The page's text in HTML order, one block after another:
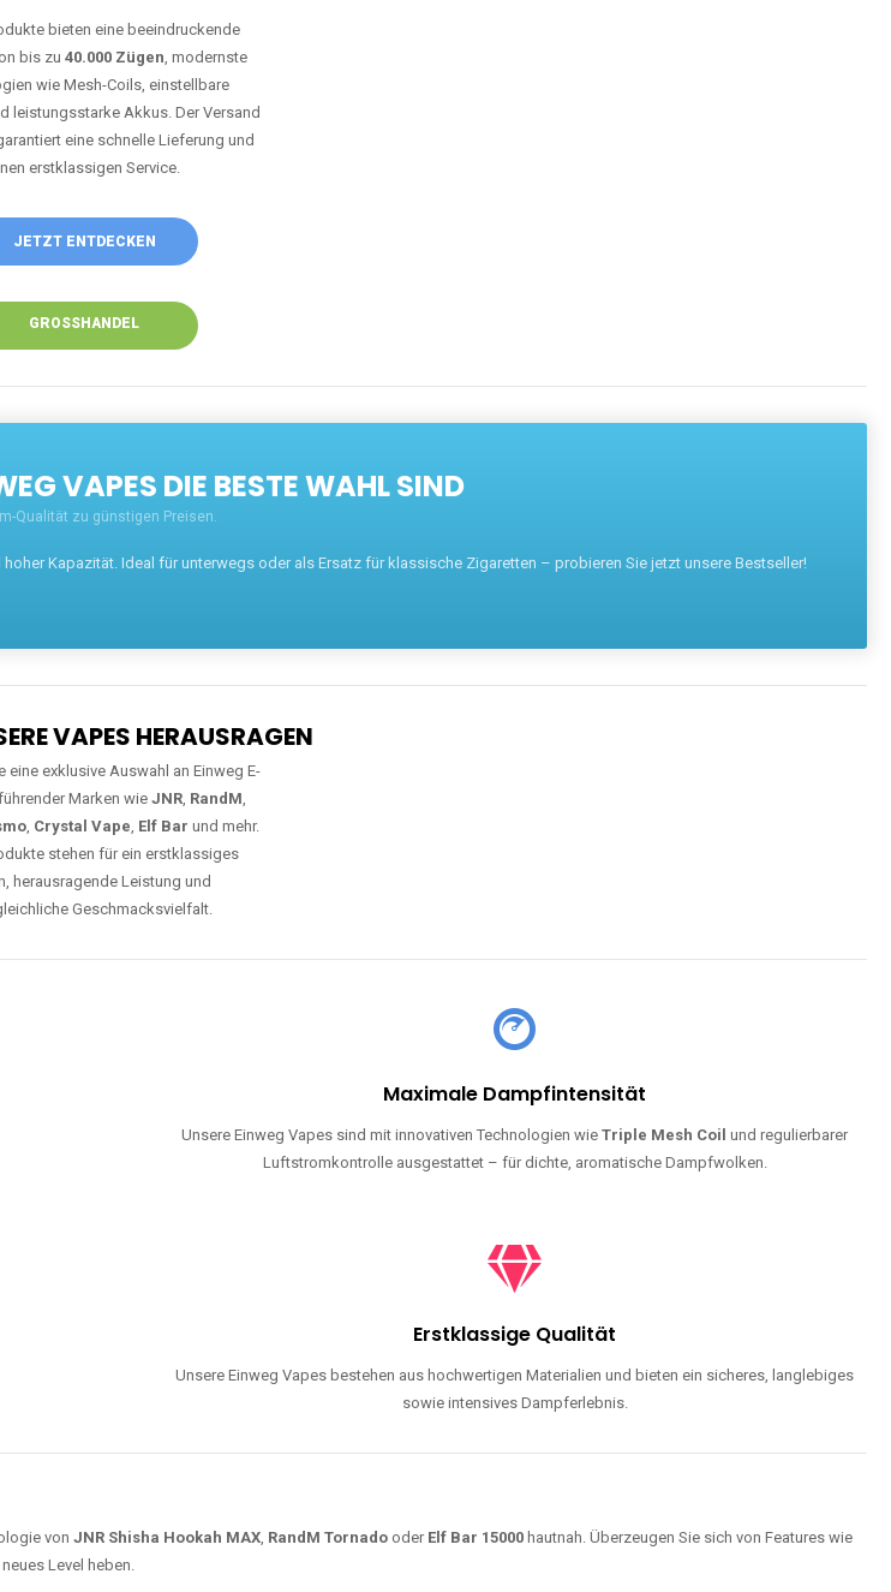
bieten eine beeindruckende
bis zu 40.000 Zügen, modernste
wie Mesh-Coils, einstellbare
leistungsstarke Akkus. Der Versand
eine schnelle Lieferung und
erstklassigen Service.
JETZT ENTDECKEN
GROSSHANDEL
VAPES DIE BESTE WAHL SIND
Qualität zu günstigen Preisen.
Kapazität. Ideal für unterwegs oder als Ersatz für klassische Zigaretten – probieren Sie jetzt unsere Bestseller!
VAPES HERAUSRAGEN
eine exklusive Auswahl an Einweg E-
Marken wie JNR, RandM,
, Crystal Vape, Elf Bar und mehr.
stehen für ein erstklassiges
herausragende Leistung und
Geschmacksvielfalt.
Maximale Dampfintensität
Unsere Einweg Vapes sind mit innovativen Technologien wieTriple Mesh Coil und regulierbarer
Luftstromkontrolle ausgestattet – für dichte, aromatische Dampfwolken.
Erstklassige Qualität
Unsere Einweg Vapes bestehen aus hochwertigen Materialien und bieten ein sicheres, langlebiges
sowie intensives Dampferlebnis.
von JNR Shisha Hookah MAX, RandM Tornado oder Elf Bar 15000 hautnah. Überzeugen Sie sich von Features wie
Level heben.